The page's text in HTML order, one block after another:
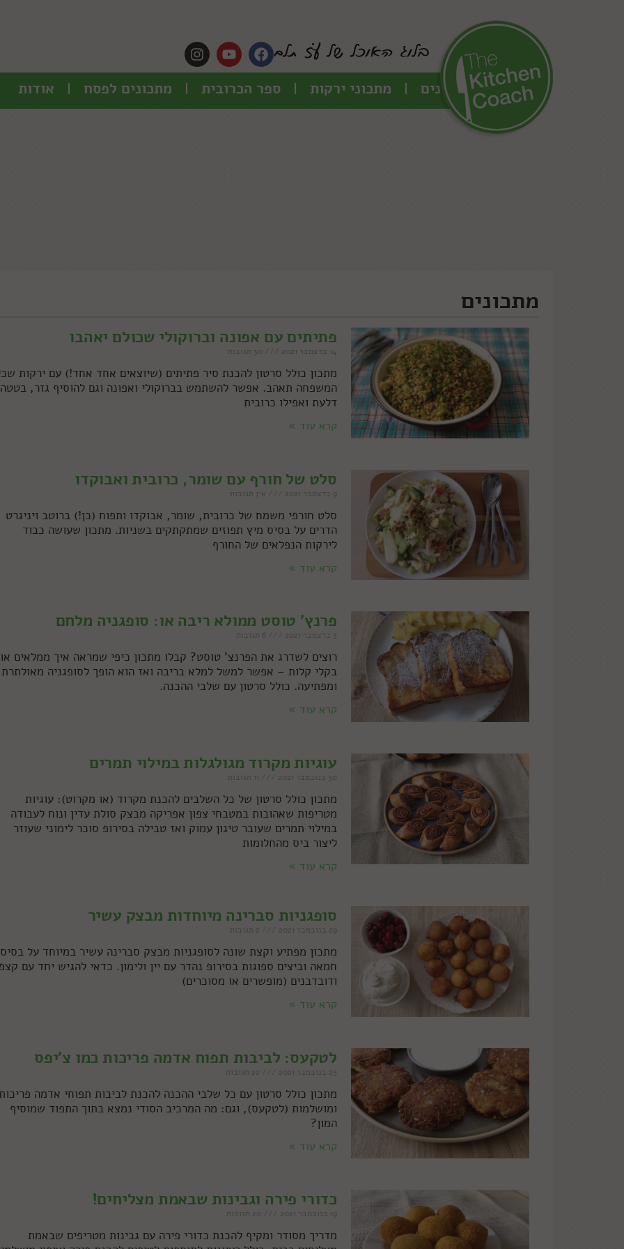
כל המתכונים מתכוני ירקות ספר הכרובית מתכונים לפסח אודות
מתכונים
פתיתים עם אפונה וברוקולי שכולם יאהבו
14 בדצמבר 2021
מתכון כולל סרטון להכנת סיר פתיתים (שיוצאים אחד אחד!) עם ירקות
המשפחה תאהב. אפשר להשתמש בברוקולי ואפונה וגם להוסיף גזר,
דלעת ואפילו כרובית
קרא עוד »
סלט של חורף עם שומר, כרובית ואבוקדו
9 בדצמבר 2021 אין תגובות
סלט חורפי משמח של כרובית, שומר, אבוקדו ותפוח (כן!) ברוטב ויניגרט
הדרים על בסיס מיץ תפוזים שמתקתקים בשניות. מתכון שעושה כבוד
לירקות הנפלאים של החורף
קרא עוד »
פרנץ' טוסט ממולא ריבה או: סופגניה מלחם
3 בדצמבר 2021
רוצים לשדרג את הפרנצ' טוסט? קבלו מתכון כיפי שמראה איך ממלאים
בקלי קלות – אפשר למשל למלא בריבה ואז הוא הופך לסופגניה מאולתרת
ומפתיעה. כולל סרטון עם שלבי ההכנה.
קרא עוד »
עוגיות מקרוד מגולגלות במילוי תמרים
30 בנובמבר 2021
מתכון כולל סרטון של כל השלבים להכנת מקרוד (או מקרוט): עוגיות
מטריפות שאהובות במטבחי צפון אפריקה מבצק סולת עדין ונוח לעבודה
במילוי תמרים שעובר טיגון עמוק ואז טבילה בסירופ סוכר לימוני שעוזר
ליצור ביס מהחלומות
קרא עוד »
סופגניות סברינה מיוחדות מבצק עשיר
29 בנובמבר 2021
מתכון מפתיע וקצת שונה לסופגניות מבצק סברינה עשיר במיוחד על בסיס
חמאה וביצים ספוגות בסירופ נהדר עם יין ולימון. כדאי להגיש יחד עם
ודובדבנים (מופשרים או מסוכרים)
קרא עוד »
לטקעס: לביבות תפוח אדמה פריכות כמו צ'יפס
25 בנובמבר 2021
מתכון כולל סרטון עם כל שלבי ההכנה להכנת לביבות תפוחי אדמה
ומושלמות (לטקעס), וגם: מה המרכיב הסודי נמצא בתוך התפוד שמוסיף
המון?
קרא עוד »
כדורי פירה וגבינות שבאמת מצליחים!
19 בנובמבר 2021
מדריך מסודר ומקיף להכנת כדורי פירה עם גבינות מטריפים שבאמת